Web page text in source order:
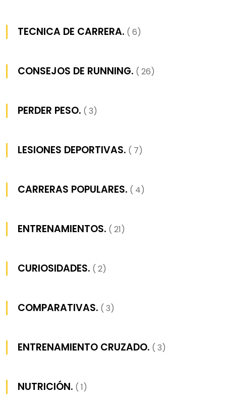
TECNICA DE CARRERA. ( 6)
CONSEJOS DE RUNNING. ( 26)
PERDER PESO. ( 3)
LESIONES DEPORTIVAS. ( 7)
CARRERAS POPULARES. ( 4)
ENTRENAMIENTOS. ( 21)
CURIOSIDADES. ( 2)
COMPARATIVAS. ( 3)
ENTRENAMIENTO CRUZADO. ( 3)
NUTRICIÓN. ( 1)